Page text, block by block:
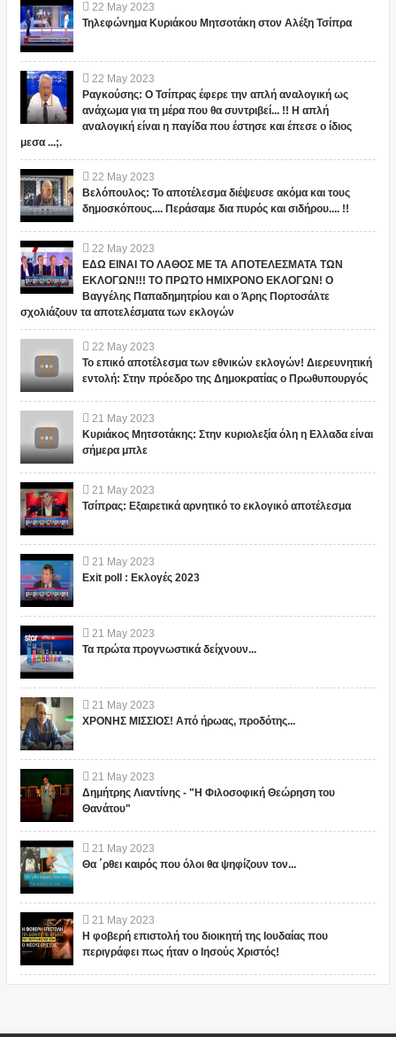
22 May 2023
Τηλεφώνημα Κυριάκου Μητσοτάκη στον Αλέξη Τσίπρα
22 May 2023
Ραγκούσης: Ο Τσίπρας έφερε την απλή αναλογική ως
ανάχωμα για τη μέρα που θα συντριβεί... !! Η απλή
αναλογική είναι η παγίδα που έστησε και έπεσε ο ίδιος
μεσα ...;.
22 May 2023
Βελόπουλος: Το αποτέλεσμα διέψευσε ακόμα και τους
δημοσκόπους.... Περάσαμε δια πυρός και σιδήρου.... !!
22 May 2023
ΕΔΩ ΕΙΝΑΙ ΤΟ ΛΑΘΟΣ ΜΕ ΤΑ ΑΠΟΤΕΛΕΣΜΑΤΑ ΤΩΝ
ΕΚΛΟΓΩΝ!!! ΤΟ ΠΡΩΤΟ ΗΜΙΧΡΟΝΟ ΕΚΛΟΓΩΝ! Ο
Βαγγέλης Παπαδημητρίου και ο Άρης Πορτοσάλτε
σχολιάζουν τα αποτελέσματα των εκλογών
22 May 2023
Το επικό αποτέλεσμα των εθνικών εκλογών! Διερευνητική
εντολή: Στην πρόεδρο της Δημοκρατίας ο Πρωθυπουργός
21 May 2023
Κυριάκος Μητσοτάκης: Στην κυριολεξία όλη η Ελλαδα είναι
σήμερα μπλε
21 May 2023
Τσίπρας: Εξαιρετικά αρνητικό το εκλογικό αποτέλεσμα
21 May 2023
Exit poll : Εκλογές 2023
21 May 2023
Τα πρώτα προγνωστικά δείχνουν...
21 May 2023
ΧΡΟΝΗΣ ΜΙΣΣΙΟΣ! Από ήρωας, προδότης...
21 May 2023
Δημήτρης Λιαντίνης - "Η Φιλοσοφική Θεώρηση του
Θανάτου"
21 May 2023
Θα ΄ρθει καιρός που όλοι θα ψηφίζουν τον...
21 May 2023
Η φοβερή επιστολή του διοικητή της Ιουδαίας που
περιγράφει πως ήταν ο Ιησούς Χριστός!